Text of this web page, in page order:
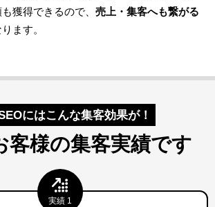
獲得できるので、 売上・集客へも繋がる
ます。
にはこんな集客効果が！
客様の集客実績です
実績 1